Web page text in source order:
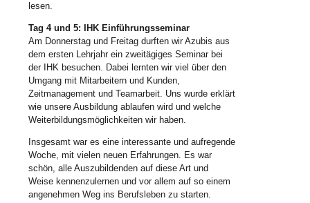
lesen.
Tag 4 und 5: IHK Einführungsseminar
Am Donnerstag und Freitag durften wir Azubis aus
dem ersten Lehrjahr ein zweitägiges Seminar bei
der IHK besuchen. Dabei lernten wir viel über den
Umgang mit Mitarbeitern und Kunden,
Zeitmanagement und Teamarbeit. Uns wurde erklärt
wie unsere Ausbildung ablaufen wird und welche
Weiterbildungsmöglichkeiten wir haben.
Insgesamt war es eine interessante und aufregende
Woche, mit vielen neuen Erfahrungen. Es war
schön, alle Auszubildenden auf diese Art und
Weise kennenzulernen und vor allem auf so einem
angenehmen Weg ins Berufsleben zu starten.